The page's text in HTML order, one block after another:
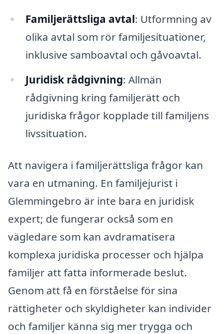
Familjerättsliga avtal: Utformning av
olika avtal som rör familjesituationer,
inklusive samboavtal och gåvoavtal.
Juridisk rådgivning: Allmän
rådgivning kring familjerätt och
juridiska frågor kopplade till familjens
livssituation.
Att navigera i familjerättsliga frågor kan
vara en utmaning. En familjejurist i
Glemmingebro är inte bara en juridisk
expert; de fungerar också som en
vägledare som kan avdramatisera
komplexa juridiska processer och hjälpa
familjer att fatta informerade beslut.
Genom att få en förståelse för sina
rättigheter och skyldigheter kan individer
och familjer känna sig mer trygga och